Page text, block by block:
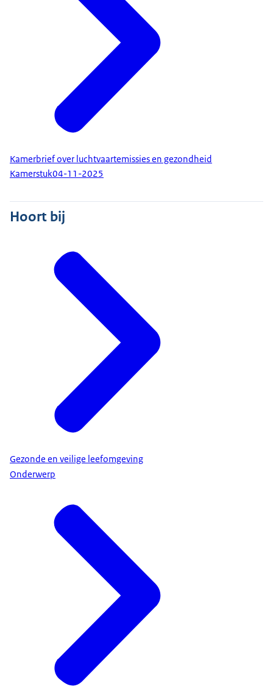
Kamerbrief over luchtvaartemissies en gezondheid
Kamerstuk04-11-2025
Hoort bij
Gezonde en veilige leefomgeving
Onderwerp